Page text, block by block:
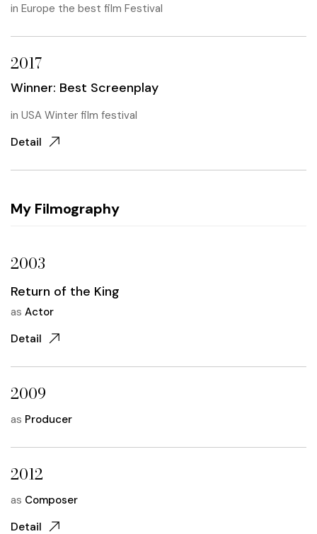
in Europe the best film Festival
2017
Winner: Best Screenplay
in USA Winter film festival
Detail
My Filmography
2003
Return of the King
as Actor
Detail
2009
as Producer
2012
as Composer
Detail